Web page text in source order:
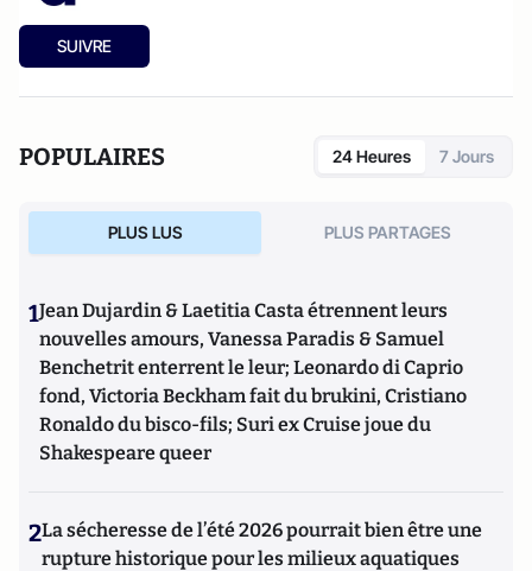
SUIVRE
POPULAIRES 24 Heures 7 Jours
PLUS LUS PLUS PARTAGES
1Jean Dujardin & Laetitia Casta étrennent leurs
nouvelles amours, Vanessa Paradis & Samuel
Benchetrit enterrent le leur; Leonardo di Caprio
fond, Victoria Beckham fait du brukini, Cristiano
Ronaldo du bisco-fils; Suri ex Cruise joue du
Shakespeare queer
2La sécheresse de l’été 2026 pourrait bien être une
rupture historique pour les milieux aquatiques